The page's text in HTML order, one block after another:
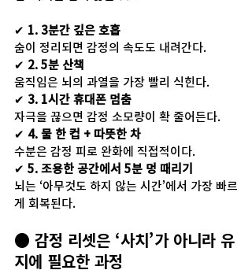
✔ 1. 3분간 깊은 호흡
숨이 정리되면 감정의 속도도 내려간다.
✔ 2. 5분 산책
움직임은 뇌의 과열을 가장 빨리 식힌다.
✔ 3. 1시간 휴대폰 멈춤
자극을 끊으면 감정 소모량이 확 줄어든다.
✔ 4. 물 한 컵 + 따뜻한 차
수분은 감정 피로 완화에 직접적이다.
✔ 5. 조용한 공간에서 5분 멍 때리기
뇌는 ‘아무것도 하지 않는 시간’에서 가장 빠르
게 회복된다.
● 감정 리셋은 ‘사치’가 아니라 유
지에 필요한 과정